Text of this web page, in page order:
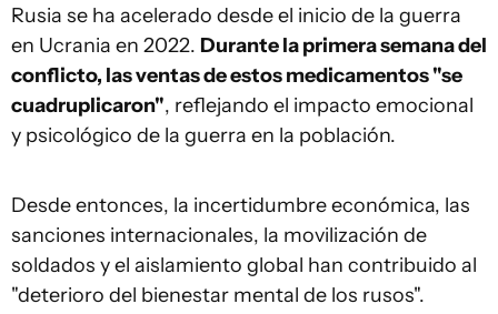
Rusia se ha acelerado desde el inicio de la guerra
en Ucrania en 2022. Durante la primera semana del
conflicto, las ventas de estos medicamentos "se
cuadruplicaron", reflejando el impacto emocional
y psicológico de la guerra en la población.
Desde entonces, la incertidumbre económica, las
sanciones internacionales, la movilización de
soldados y el aislamiento global han contribuido al
"deterioro del bienestar mental de los rusos".